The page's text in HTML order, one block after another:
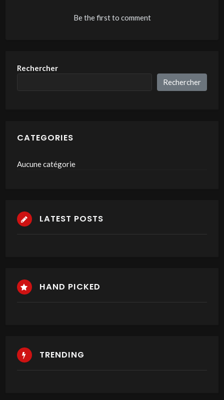
Be the first to comment
Rechercher
Rechercher
CATEGORIES
Aucune catégorie
LATEST POSTS
HAND PICKED
TRENDING